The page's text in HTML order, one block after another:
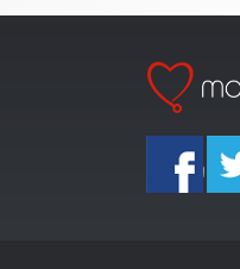
Copyright